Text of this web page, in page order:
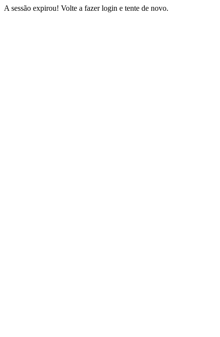
A sessão expirou! Volte a fazer login e tente de novo.